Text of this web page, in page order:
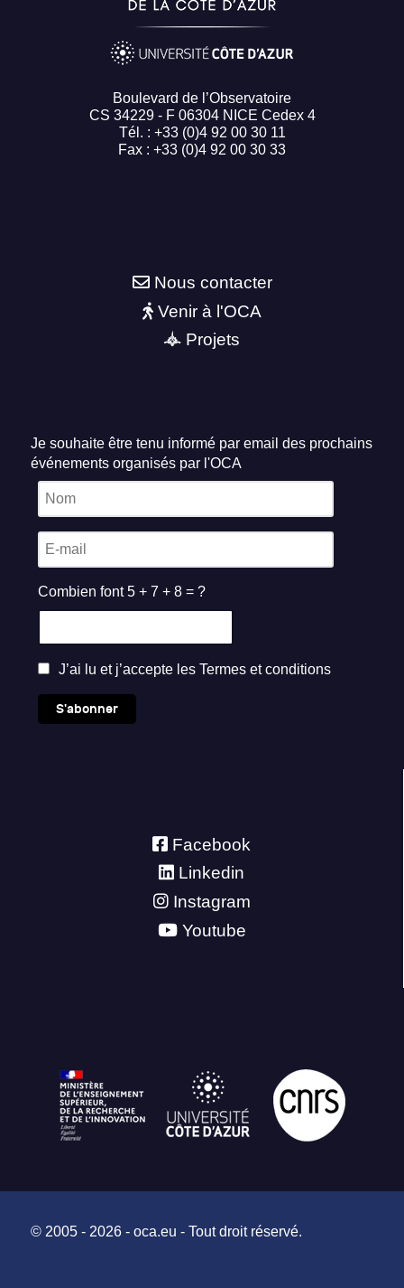
Boulevard de l’Observatoire
CS 34229 - F 06304 NICE Cedex 4
Tél. : +33 (0)4 92 00 30 11
Fax : +33 (0)4 92 00 30 33
Nous contacter
Venir à l'OCA
Projets
Je souhaite être tenu informé par email des prochains
événements organisés par l'OCA
Combien font 5 + 7 + 8 = ?
J’ai lu et j’accepte les Termes et conditions
S'abonner
Facebook
Linkedin
Instagram
Youtube
© 2005 - 2026 - oca.eu - Tout droit réservé.